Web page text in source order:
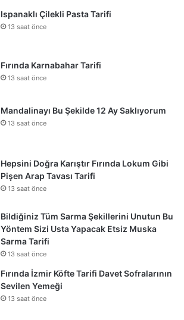
Ispanaklı Çilekli Pasta Tarifi
13 saat önce
Fırında Karnabahar Tarifi
13 saat önce
Mandalinayı Bu Şekilde 12 Ay Saklıyorum
13 saat önce
Hepsini Doğra Karıştır Fırında Lokum Gibi
Pişen Arap Tavası Tarifi
13 saat önce
Bildiğiniz Tüm Sarma Şekillerini Unutun Bu
Yöntem Sizi Usta Yapacak Etsiz Muska
Sarma Tarifi
13 saat önce
Fırında İzmir Köfte Tarifi Davet Sofralarının
Sevilen Yemeği
13 saat önce